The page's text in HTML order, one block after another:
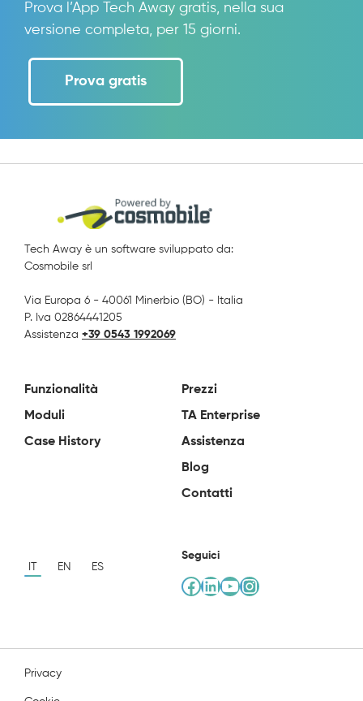
Prova l’App Tech Away gratis, nella sua
versione completa, per 15 giorni.
Prova gratis
Tech Away è un software sviluppato da:
Cosmobile srl
Via Europa 6 - 40061 Minerbio (BO) - Italia
P. Iva 02864441205
Assistenza +39 0543 1992069
Funzionalità
Moduli
Case History
Prezzi
TA Enterprise
Assistenza
Blog
Contatti
EN ES
Seguici
Facebook
LinkedIn
YouTube
Instagram
Privacy